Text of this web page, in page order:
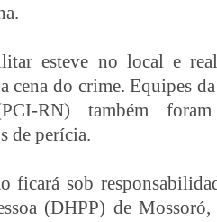
esteve no local e
cena do crime. Equipes
RN) também
de perícia.
ficará sob
(DHPP) de